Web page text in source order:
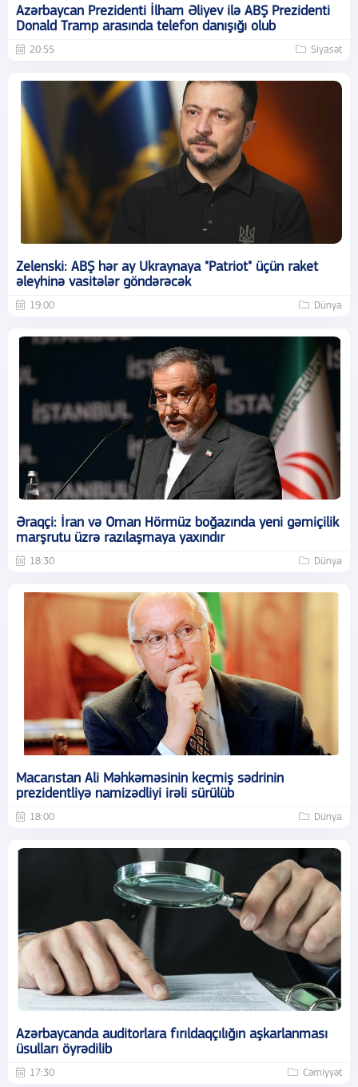
Azərbaycan Prezidenti İlham Əliyev ilə ABŞ Prezidenti
Donald Tramp arasında telefon danışığı olub
20:55 Siyasət
Zelenski: ABŞ hər ay Ukraynaya "Patriot" üçün raket
əleyhinə vasitələr göndərəcək
19:00 Dünya
Əraqçi: İran və Oman Hörmüz boğazında yeni gəmiçilik
marşrutu üzrə razılaşmaya yaxındır
18:30 Dünya
Macarıstan Ali Məhkəməsinin keçmiş sədrinin
prezidentliyə namizədliyi irəli sürülüb
18:00 Dünya
Azərbaycanda auditorlara fırıldaqçılığın aşkarlanması
üsulları öyrədilib
17:30 Cəmiyyət